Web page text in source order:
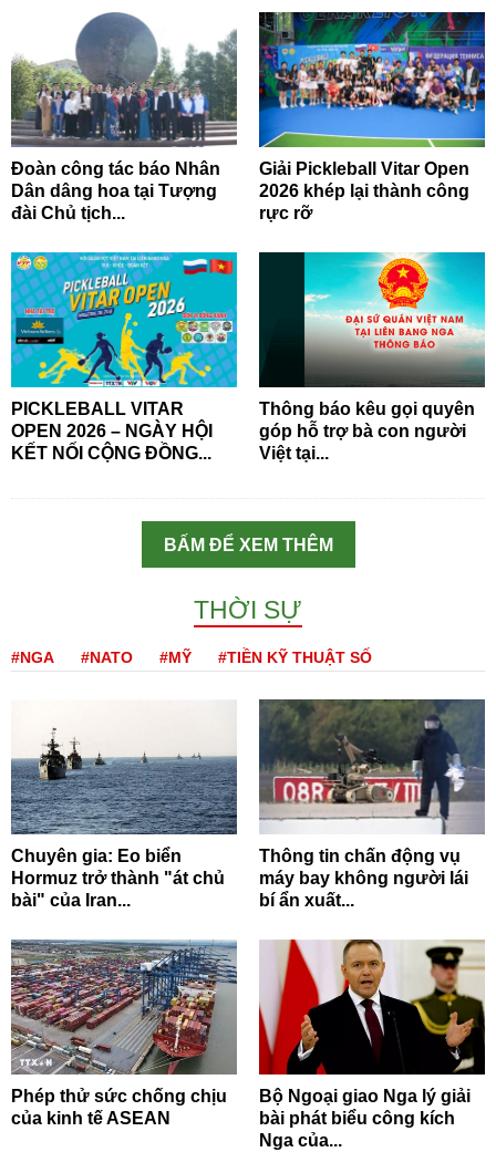
Đoàn công tác báo Nhân
Dân dâng hoa tại Tượng
đài Chủ tịch...
Giải Pickleball Vitar Open
2026 khép lại thành công
rực rỡ
PICKLEBALL VITAR
OPEN 2026 – NGÀY HỘI
KẾT NỐI CỘNG ĐỒNG...
Thông báo kêu gọi quyên
góp hỗ trợ bà con người
Việt tại...
BẤM ĐỂ XEM THÊM
THỜI SỰ
#NGA #NATO #MỸ #TIỀN KỸ THUẬT SỐ
Chuyên gia: Eo biển
Hormuz trở thành "át chủ
bài" của Iran...
Thông tin chấn động vụ
máy bay không người lái
bí ẩn xuất...
Phép thử sức chống chịu
của kinh tế ASEAN
Bộ Ngoại giao Nga lý giải
bài phát biểu công kích
Nga của...